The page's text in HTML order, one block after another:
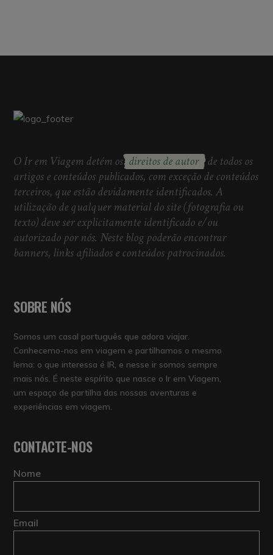
O Ir em Viagem detém os direitos de autor de todos os
artigos e conteúdos publicados, com exceção de conteúdos
terceiros, que estão devidamente identificados. A
utilização de qualquer material do site (fotografia ou
texto) deve ser explicitamente identificado e/ou
autorizado por nós. Neste blog poderão encontrar
banners, links afiliados e conteúdos patrocinados.
SOBRE NÓS
Somos um casal português que adora viajar.
Conhecemo-nos em viagem e partilhamos o mesmo
lema: o que interessa é IR, e nesse ir somos sempre
mais nós. É neste espírito que nasce o Ir em Viagem,
um espaço de partilha das nossas aventuras e
experiências em viagem.
CONTACTE-NOS
Nome
Email